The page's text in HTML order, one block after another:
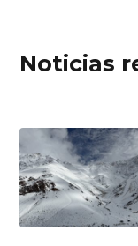
Noticias